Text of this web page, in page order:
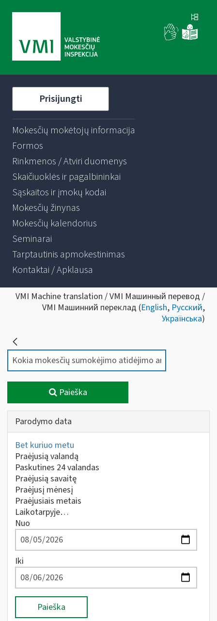
Prisijungti
Mokesčių mokėtojų informacija
Formos
Rinkmenos / Atviri duomenys
Skaičiuoklės ir pagalbininkai
Sąskaitos ir įmokų kodai
Mokesčių žinynas
Mokesčių kalendorius
Seminarai
Tarptautinis apmokestinimas
Kontaktai / Apklausa
VMI Machine translation / VMI Машинный перевод /
VMI Машинний переклад (English, Русский,
Українська)
Paieška
Parodymo data
Bet kuriuo metu
Praėjusią valandą
Paskutines 24 valandas
Praėjusią savaitę
Praėjusį mėnesį
Praėjusiais metais
Laikotarpyje…
Nuo
Iki
Paieška